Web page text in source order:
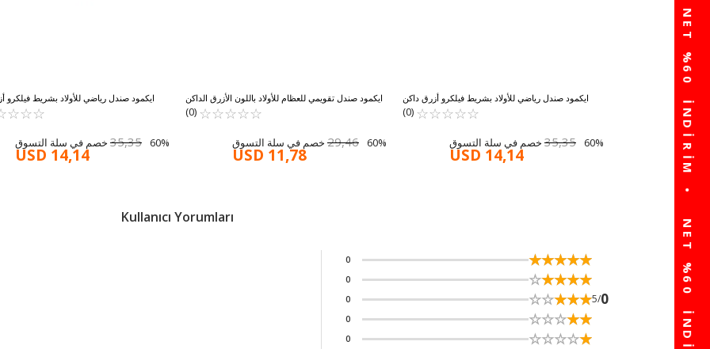
ايكمود صندل رياضي للأولاد بشريط فيلكرو أزرق داكن
وبرتقالي 173110 P ☆
☆
☆
☆
☆ ★
★
★
★
★
(0)
35,35 60% خصم في سلة التسوق
USD 14,14
ايكمود صندل تقويمي للعظام للأولاد باللون الأزرق الداكن
006 F
☆
☆
☆
☆
☆ ★
★
★
★
★
(0)
29,46 60% خصم في سلة التسوق
USD 11,78
ايكمود صندل رياضي للأولاد بشريط فيلكرو
وأحمر 173101 P ☆
☆
☆ ★
★
★
35,35 60% خصم في سلة التسوق
USD 14,14
Kullanıcı Yorumları
0
/5
☆
☆
☆
☆
☆ ★
★
★
★
★
0
☆
☆
☆
☆
☆ ★
★
★
★
★
0
☆
☆
☆
☆
☆ ★
★
★
★
★
0
☆
☆
☆
☆
☆ ★
★
★
★
★
0
☆
☆
☆
☆
☆ ★
★
★
★
★
0